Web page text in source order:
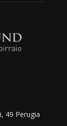
49 Perugia